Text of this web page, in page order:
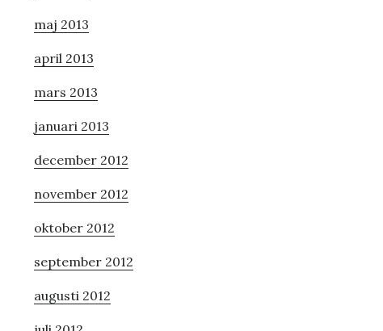
maj 2013
april 2013
mars 2013
januari 2013
december 2012
november 2012
oktober 2012
september 2012
augusti 2012